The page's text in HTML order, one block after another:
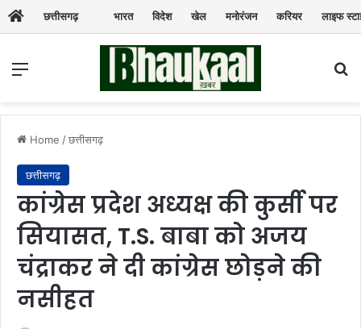
छत्तीसगढ़ भारत विदेश खेल मनोरंजन करियर लाइफ
Menu
Home /छत्तीसगढ़
छत्तीसगढ़
कांग्रेस प्रदेश अध्यक्ष की कुर्सी पर
सियासत, T.S. बाबा को अजय
चंद्राकर ने दी कांग्रेस छोड़ने की
नसीहत